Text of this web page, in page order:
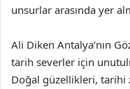
unsurlar arasında yer
Ali Diken Antalya’nın
tarih severler için
Doğal güzellikleri,